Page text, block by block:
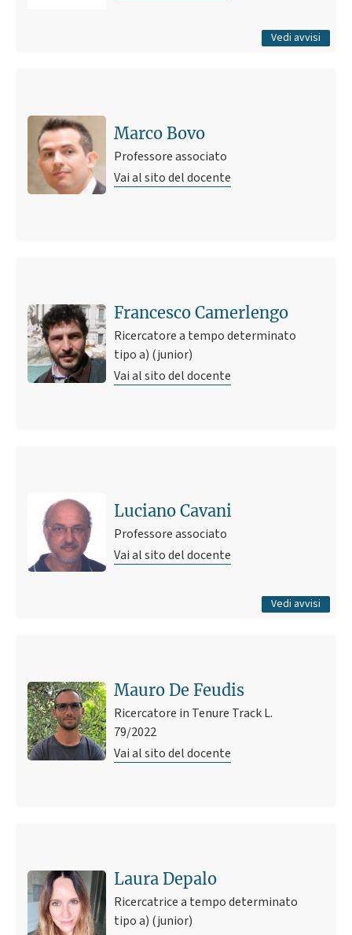
Vedi avvisi
Tutti gli avvisi
Marco Bovo
Professore associato
Vai al sito del docente
Francesco Camerlengo
Ricercatore a tempo determinato
tipo a) (junior)
Vai al sito del docente
Luciano Cavani
Professore associato
Vai al sito del docente
Vedi avvisi
7 aprile 2026 15:54
Tutti gli avvisi
Mauro De Feudis
Ricercatore in Tenure Track L.
79/2022
Vai al sito del docente
Laura Depalo
Ricercatrice a tempo determinato
tipo a) (junior)